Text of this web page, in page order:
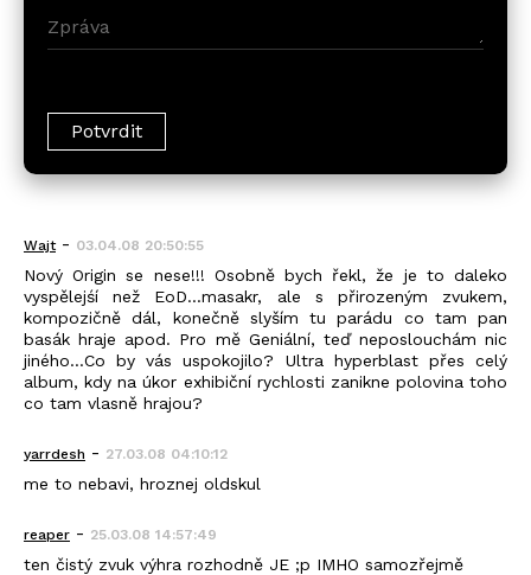
Wajt- 03.04.08 20:50:55
Nový Origin se nese!!! Osobně bych řekl, že je to daleko
vyspělejśí než EoD...masakr, ale s přirozeným zvukem,
kompozičně dál, konečně slyším tu parádu co tam pan
basák hraje apod. Pro mě Geniální, teď neposlouchám nic
jiného...Co by vás uspokojilo? Ultra hyperblast přes celý
album, kdy na úkor exhibiční rychlosti zanikne polovina toho
co tam vlasně hrajou?
yarrdesh - 27.03.08 04:10:12
me to nebavi, hroznej oldskul
reaper - 25.03.08 14:57:49
ten čistý zvuk výhra rozhodně JE ;p IMHO samozřejmě